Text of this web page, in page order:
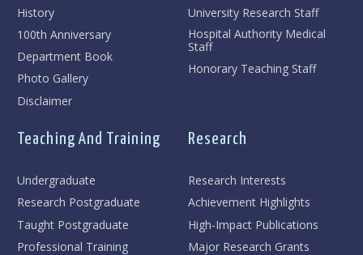
History
100th Anniversary
Department Book
Photo Gallery
Disclaimer
University Research Staff
Hospital Authority Medical
Staff
Honorary Teaching Staff
Teaching And Training
Undergraduate
Research Postgraduate
Taught Postgraduate
Professional Training
Research
Research Interests
Achievement Highlights
High-Impact Publications
Major Research Grants